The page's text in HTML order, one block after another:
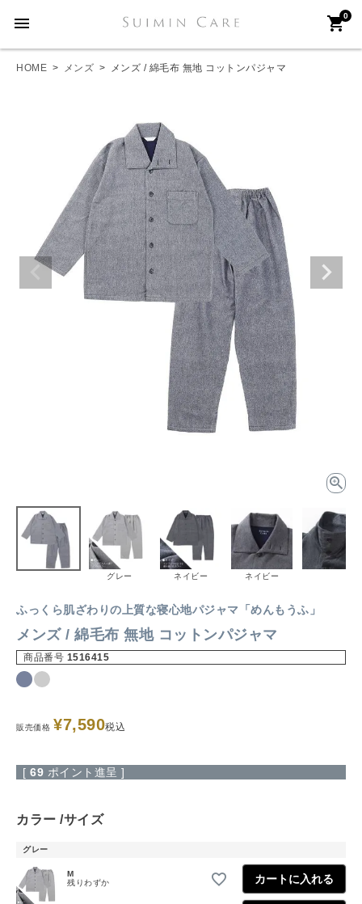
menu 0
shopping_cart
HOME メンズ メンズ / 綿毛布 無地 コットンパジャマ
グレー ネイビー ネイビー
ふっくら肌ざわりの上質な寝心地パジャマ「めんもうふ」
メンズ / 綿毛布 無地 コットンパジャマ
商品番号 1516415
販売価格 ¥7,590税込
[ 69 ポイント進呈 ]
カラー サイズ
グレー
M
残りわずか
カートに入れる